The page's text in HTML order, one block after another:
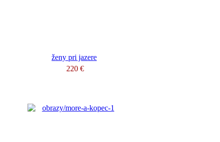
ženy pri jazere
220 €